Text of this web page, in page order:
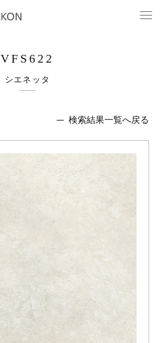
VFS622
シエネッタ
検索結果一覧へ戻る